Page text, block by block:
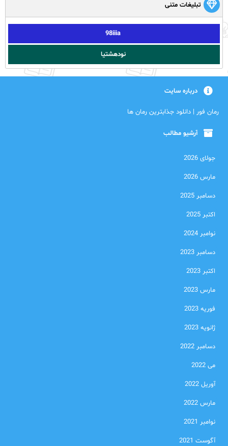
تبلیغات متنی
98iiia
نودهشتیا
درباره سایت
رمان فور | دانلود جذابترین رمان ها
آرشیو مطالب
جولای 2026
مارس 2026
دسامبر 2025
اکتبر 2025
نوامبر 2024
دسامبر 2023
اکتبر 2023
مارس 2023
فوریه 2023
ژانویه 2023
دسامبر 2022
می 2022
آوریل 2022
مارس 2022
نوامبر 2021
آگوست 2021